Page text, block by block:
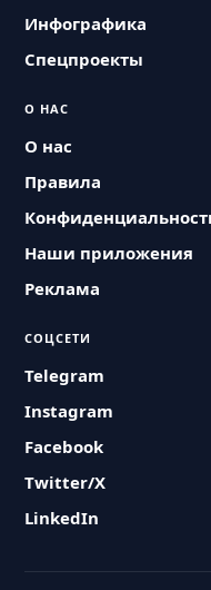
Инфографика
Спецпроекты
О НАС
О нас
Правила
Наши приложения
Реклама
СОЦСЕТИ
Telegram
Instagram
Facebook
Twitter/X
LinkedIn